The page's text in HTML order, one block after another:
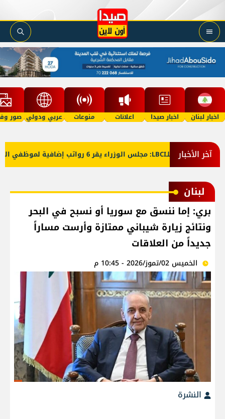
اخبار لبنان اخبار صيدا اعلانات منوعات عربي ودولي صور
آخر الأخبار
معلومات للـLBCI: مجلس الوزراء يقر 6 رواتب إضافية لموظفي القطاع العام وصرف الفروقات بأثر رجعي منذ آذار
لبنان
بري: إما ننسق مع سوريا أو نسبح في البحر
ونتائج زيارة شيباني ممتازة وأرست مساراً
جديداً من العلاقات
الخميس 02/تموز/2026 - 10:45 م
النشرة